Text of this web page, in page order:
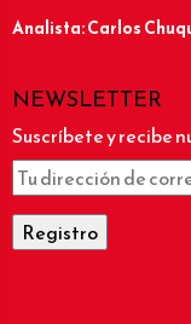
Analista: Carlos
NEWSLETTER
Suscríbete y recibe